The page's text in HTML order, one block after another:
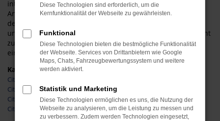
interessieren, stehen wir Ihnen jederzeit gerne Rede und
Antwort. Als Experten für Citroen führen wir natürlich auch
den Citroen C3 in all seinen Varianten und Ausführungen in
unserem Programm. Des Weiteren sind wir von Wetzlar leicht
zu erreichen und verbinden die Erfahrung vieler Jahre mit
einer rundum freundlichen und kompetenten Beratung.
Kategorie
Citroen C3 Gebrauchtwagen Wetzlar
Citroen C3 Neuwagen Wetzlar
Citroen C3 Tageszulassung Wetzlar
Citroen C3 Vorführwagen Wetzlar
Diese Technologien sind erforderlich, um die
Kernfunktionalität der Webseite zu gewährleisten.
Funktional
Diese Technologien bieten die bestmögliche Funktionalität
der Webseite. Services von Drittanbietern wie Google
Maps, Chats, Fahrzeugbewertungssystem und weitere
werden aktiviert.
Statistik und Marketing
Diese Technologien ermöglichen es uns, die Nutzung der
Webseite zu analysieren, um die Leistung zu messen und
zu verbessern. Zudem werden Technologien eingesetzt,